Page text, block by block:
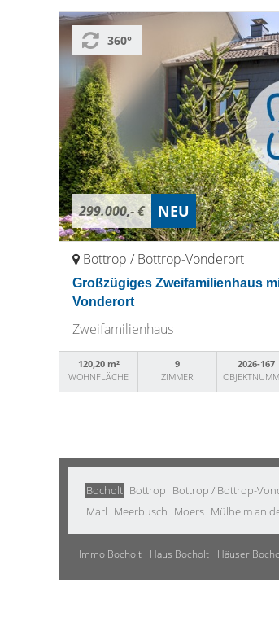
299.000,- € NEU
360°
Bottrop / Bottrop-Vonderort
Großzügiges Zweifamilienhaus
Vonderort
Zweifamilienhaus
120,20 m²
WOHNFLÄCHE
9
ZIMMER
2026-167
Bocholt Bottrop Bottrop / Bottrop-
Marl Meerbusch Moers Mülheim an
Immo Bocholt Haus Bocholt Häuser